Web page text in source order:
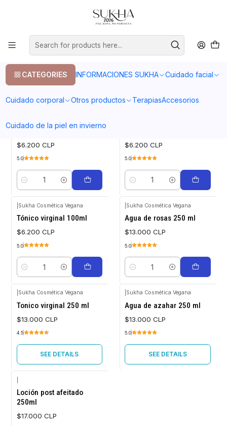
CATEGORIES INFORMACIONES SUKHA Cuidado facial
Cuidado corporal Otros productos TerapiasAccesorios
Cuidado de la piel en invierno
20% en tu primera compra con el codigo COMPRA1
Agua de rosas 100ml
$6.200 CLP
5.0
Quantity
$6.200 CLP
5.0
Quantity
Sukha Cosmética Vegana
Tónico virginal 100ml
$6.200 CLP
5.0
Quantity
Sukha Cosmética Vegana
Agua de rosas 250 ml
$13.000 CLP
5.0
Quantity
Sukha Cosmética Vegana
Tonico virginal 250 ml
$13.000 CLP
4.5
SEE DETAILS
Sukha Cosmética Vegana
Agua de azahar 250 ml
$13.000 CLP
5.0
SEE DETAILS
Loción post afeitado
250ml
$17.000 CLP